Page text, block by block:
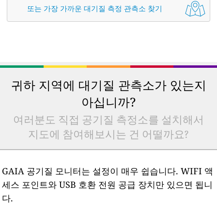
또는 가장 가까운 대기질 측정 관측소 찾기
귀하 지역에 대기질 관측소가 있는지
아십니까?
여러분도 직접 공기질 측정소를 설치해서
지도에 참여해보시는 건 어떨까요?
GAIA 공기질 모니터는 설정이 매우 쉽습니다. WIFI 액
세스 포인트와 USB 호환 전원 공급 장치만 있으면 됩니
다.